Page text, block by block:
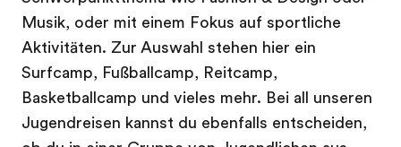
Musik, oder mit einem Fokus auf sportliche
Aktivitäten. Zur Auswahl stehen hier ein
Surfcamp, Fußballcamp, Reitcamp,
Basketballcamp und vieles mehr. Bei all unseren
Jugendreisen kannst du ebenfalls entscheiden,